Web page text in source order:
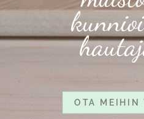
OTA MEIHIN